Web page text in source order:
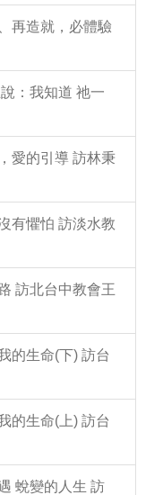
再造就，必體驗
：我知道 祂一
愛的引導 訪林秉
有懼怕 訪淡水教
訪北台中教會王
的生命(下) 訪台
的生命(上) 訪台
蛻變的人生 訪